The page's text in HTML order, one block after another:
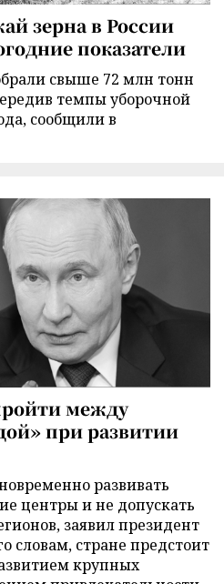
зерна в России
показатели
свыше 72 млн тонн
темпы уборочной
сообщили в
между
при развитии
развивать
центры и не допускать
заявил президент
словам, стране предстоит
крупных